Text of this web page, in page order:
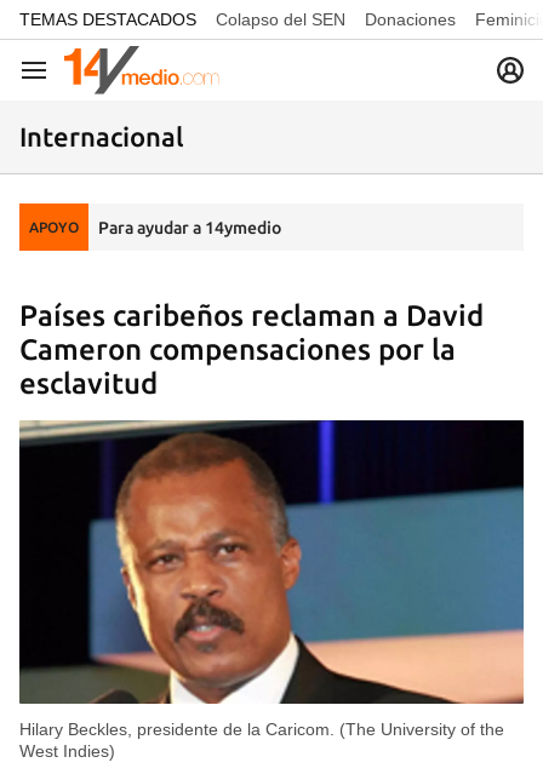
common.go-to-content
TEMAS DESTACADOS Colapso del SEN Donaciones
Navegación
Internacional
APOYO Para ayudar a 14ymedio
Países caribeños reclaman a David
Cameron compensaciones por la
esclavitud
Hilary Beckles, presidente de la Caricom. (The University of the
West Indies)